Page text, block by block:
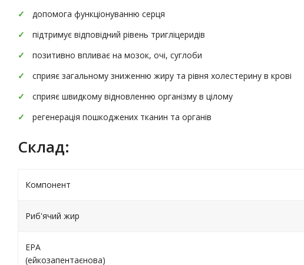
допомога функціонуванню серця
підтримує відповідний рівень тригліцеридів
позитивно впливає на мозок, очі, суглоби
сприяє загальному зниженню жиру та рівня холестерину в крові
сприяє швидкому відновленню організму в цілому
регенерація пошкоджених тканин та органів
Склад:
Компонент
Риб'ячий жир
EPA
(ейкозапентаєнова)